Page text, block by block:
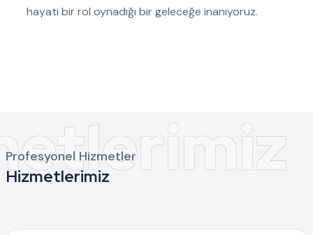
hayati bir rol oynadığı bir geleceğe inanıyoruz.
Profesyonel Hizmetler
Hizmetlerimiz